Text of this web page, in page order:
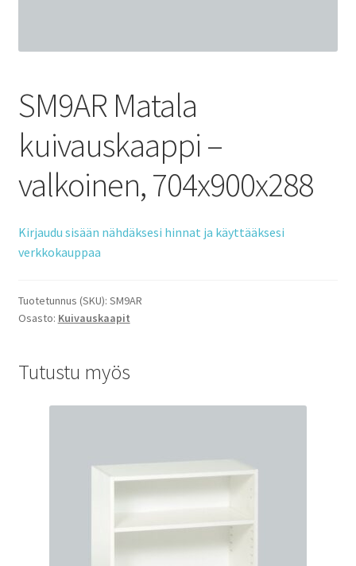
SM9AR Matala
kuivauskaappi –
valkoinen, 704x900x288
Kirjaudu sisään nähdäksesi hinnat ja käyttääksesi
verkkokauppaa
Tuotetunnus (SKU): SM9AR
Osasto: Kuivauskaapit
Tutustu myös